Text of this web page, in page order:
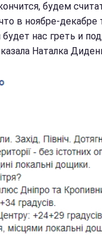
будем
в ноябре-декабре
будет нас греть и
Наталка